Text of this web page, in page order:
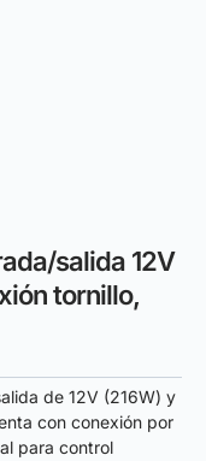
salida 12V
tornillo,
de 12V (216W) y
con conexión por
para control